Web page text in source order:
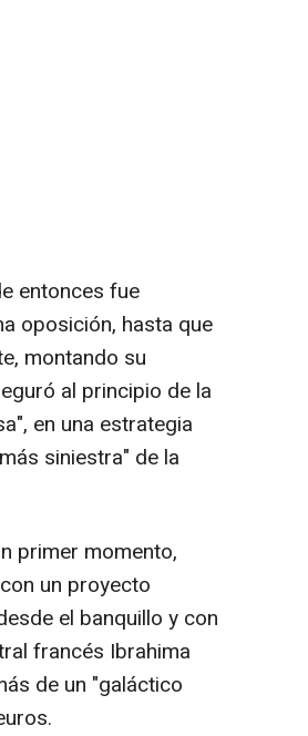
entonces fue
oposición, hasta que
montando su
al principio de la
en una estrategia
siniestra" de la
primer momento,
un proyecto
el banquillo y con
francés Ibrahima
de un "galáctico